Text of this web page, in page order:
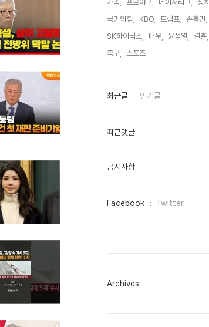
가족, 프로야구, 메이저리그, 정치,
국민의힘,
KBO, 트럼프, 손흥민,
SK하이닉스,
배우, 윤석열, 결혼,
축구,
스포츠,
최
인
최근글 인기글
최근댓글
공지사항
페
그
Facebook Twitter
Archives